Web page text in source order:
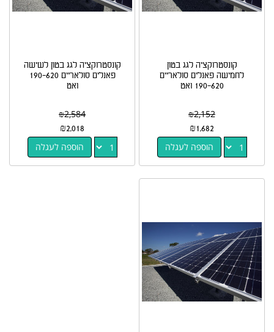
קונסטרוקציה לגג בטון
לחמישה פאנלים סולאריים
190-620 ואט
₪2,152
₪1,682
הוספה לעגלה
קונסטרוקציה לגג בטון לשישה
פאנלים סולאריים 190-620
ואט
₪2,584
₪2,018
הוספה לעגלה